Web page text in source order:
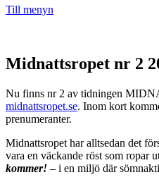
Till menyn
Midnattsropet nr 2
Nu finns nr 2 av tidningen
midnattsropet.se. Inom kort
prenumeranter.
Midnattsropet har alltsedan det
vara en väckande röst som ropar
kommer! – i en miljö där